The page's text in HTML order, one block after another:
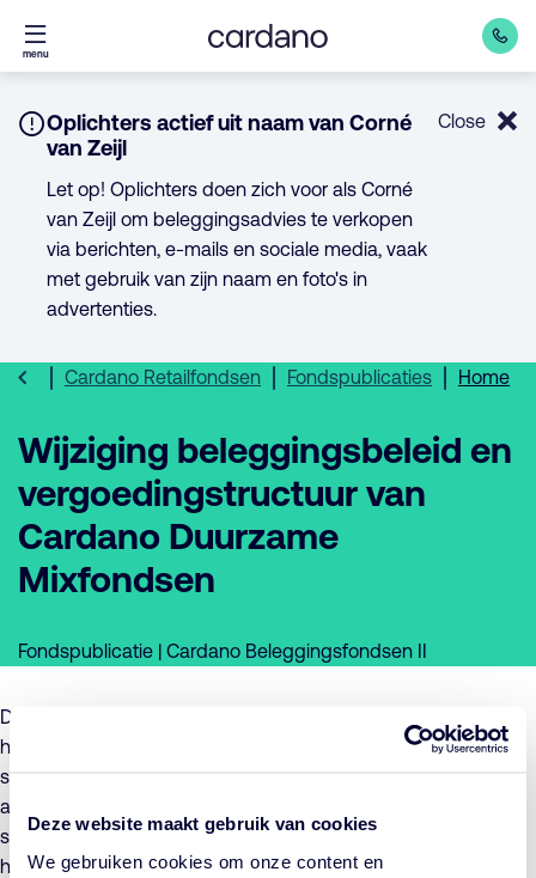
Deze website maakt gebruik van cookies
We gebruiken cookies om onze content en
Direct
naar
menu
Notice:
Oplichters actief uit naam van Corné
van Zeijl
Let op! Oplichters doen zich voor als Corné
van Zeijl om beleggingsadvies te verkopen
via berichten, e-mails en sociale media, vaak
met gebruik van zijn naam en foto's in
advertenties.
Close
Home
Fondspublicaties
Cardano Retailfondsen
Wijziging beleggingsbeleid en
vergoedingstructuur van
Cardano Duurzame
Mixfondsen
Fondspublicatie | Cardano Beleggingsfondsen II
De Beheerder van Cardano Beleggingsfondsen II, maakt
hierbij het voornemen bekend de voorwaarden per 1
september 2024 te zullen wijzigen. De wijziging betreft een
aanpassing van het strategisch beleggingsbeleid, de
samengestelde benchmark en de vergoedingstructuur, en
heeft betrekking op alle subfondsen die deel uitmaken van